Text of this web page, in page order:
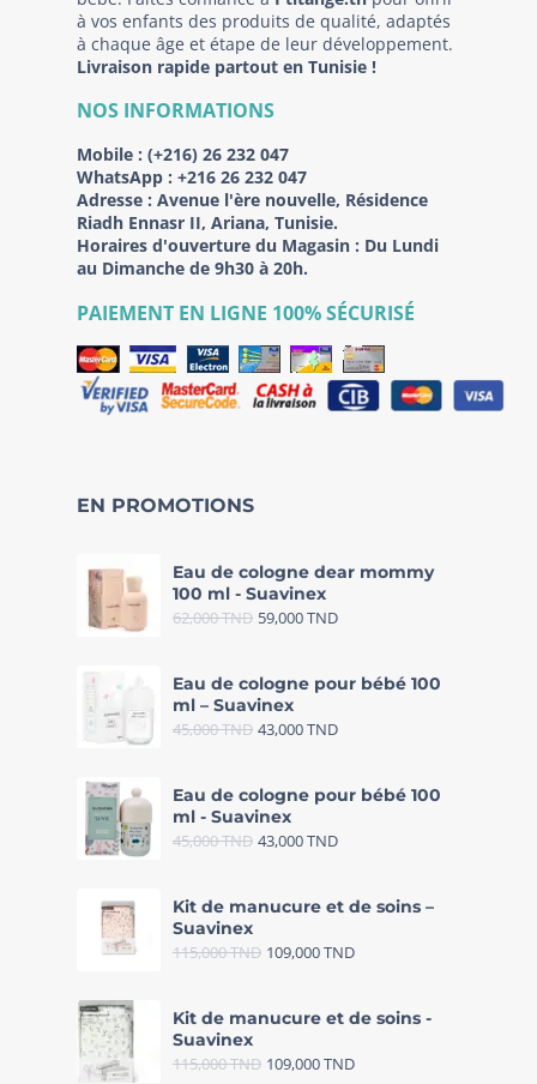
à vos enfants des produits de qualité, adaptés
à chaque âge et étape de leur développement.
Livraison rapide partout en Tunisie !
NOS INFORMATIONS
Mobile : (+216) 26 232 047
WhatsApp : +216 26 232 047
Adresse : Avenue l'ère nouvelle, Résidence
Riadh Ennasr II, Ariana, Tunisie.
Horaires d'ouverture du Magasin : Du Lundi
au Dimanche de 9h30 à 20h.
PAIEMENT EN LIGNE 100% SÉCURISÉ
EN PROMOTIONS
Eau de cologne dear mommy
100 ml - Suavinex
62,000TND 59,000TND
Eau de cologne pour bébé 100
ml – Suavinex
45,000TND 43,000TND
Eau de cologne pour bébé 100
ml - Suavinex
45,000TND 43,000TND
Kit de manucure et de soins –
Suavinex
115,000TND 109,000TND
Kit de manucure et de soins -
Suavinex
115,000TND 109,000TND